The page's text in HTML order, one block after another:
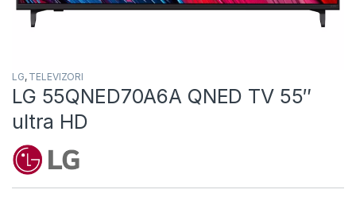
LG, TELEVIZORI
LG 55QNED70A6A QNED TV 55″
ultra HD